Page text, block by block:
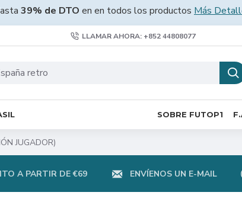
39% de DTO en en todos los productos Más
LLAMAR AHORA: +852 44808077
SOBRE FUTOP1
JUGADOR)
A PARTIR DE €69 ENVÍENOS UN E-MAIL